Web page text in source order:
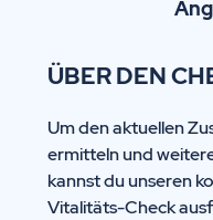
ÜBER DEN
Um den aktuellen
ermitteln und
kannst du unseren
Vitalitäts-Check